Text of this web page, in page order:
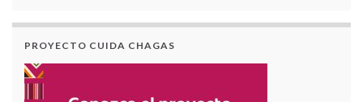
PROYECTO CUIDA CHAGAS